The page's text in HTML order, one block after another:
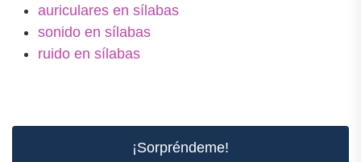
auriculares en sílabas
sonido en sílabas
ruido en sílabas
¡Sorpréndeme!